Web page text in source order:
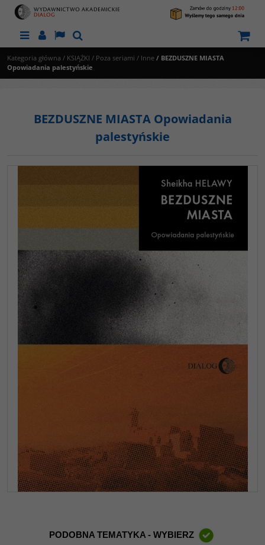
MenuPanelLangSzukaj
Kategoria główna / KSIĄŻKI / Poza seriami / Inne / BEZDUSZNE MIASTA
Opowiadania palestyńskie
BEZDUSZNE MIASTA Opowiadania
palestyńskie
PODOBNA TEMATYKA - WYBIERZ